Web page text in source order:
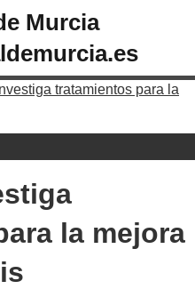
Murcia
tratamientos para la
la mejora